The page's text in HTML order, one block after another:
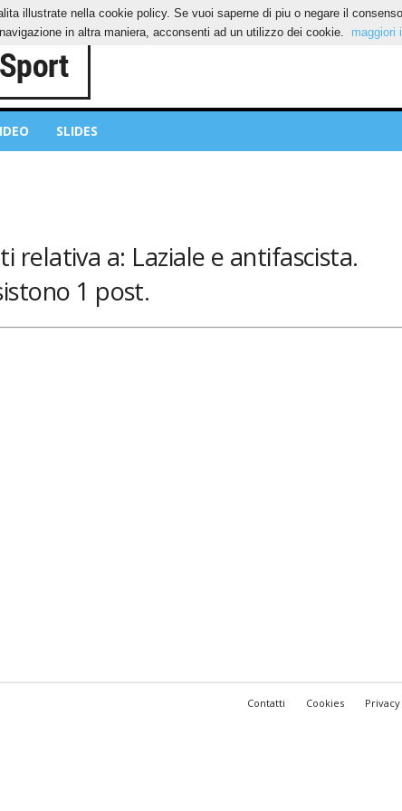
SLIDES
relativa a: Laziale e antifascista.
1 post.
Contatti Cookies
illustrate nella cookie policy. Se vuoi saperne di piu o negare il
in altra maniera, acconsenti ad un utilizzo dei cookie.
maggiori